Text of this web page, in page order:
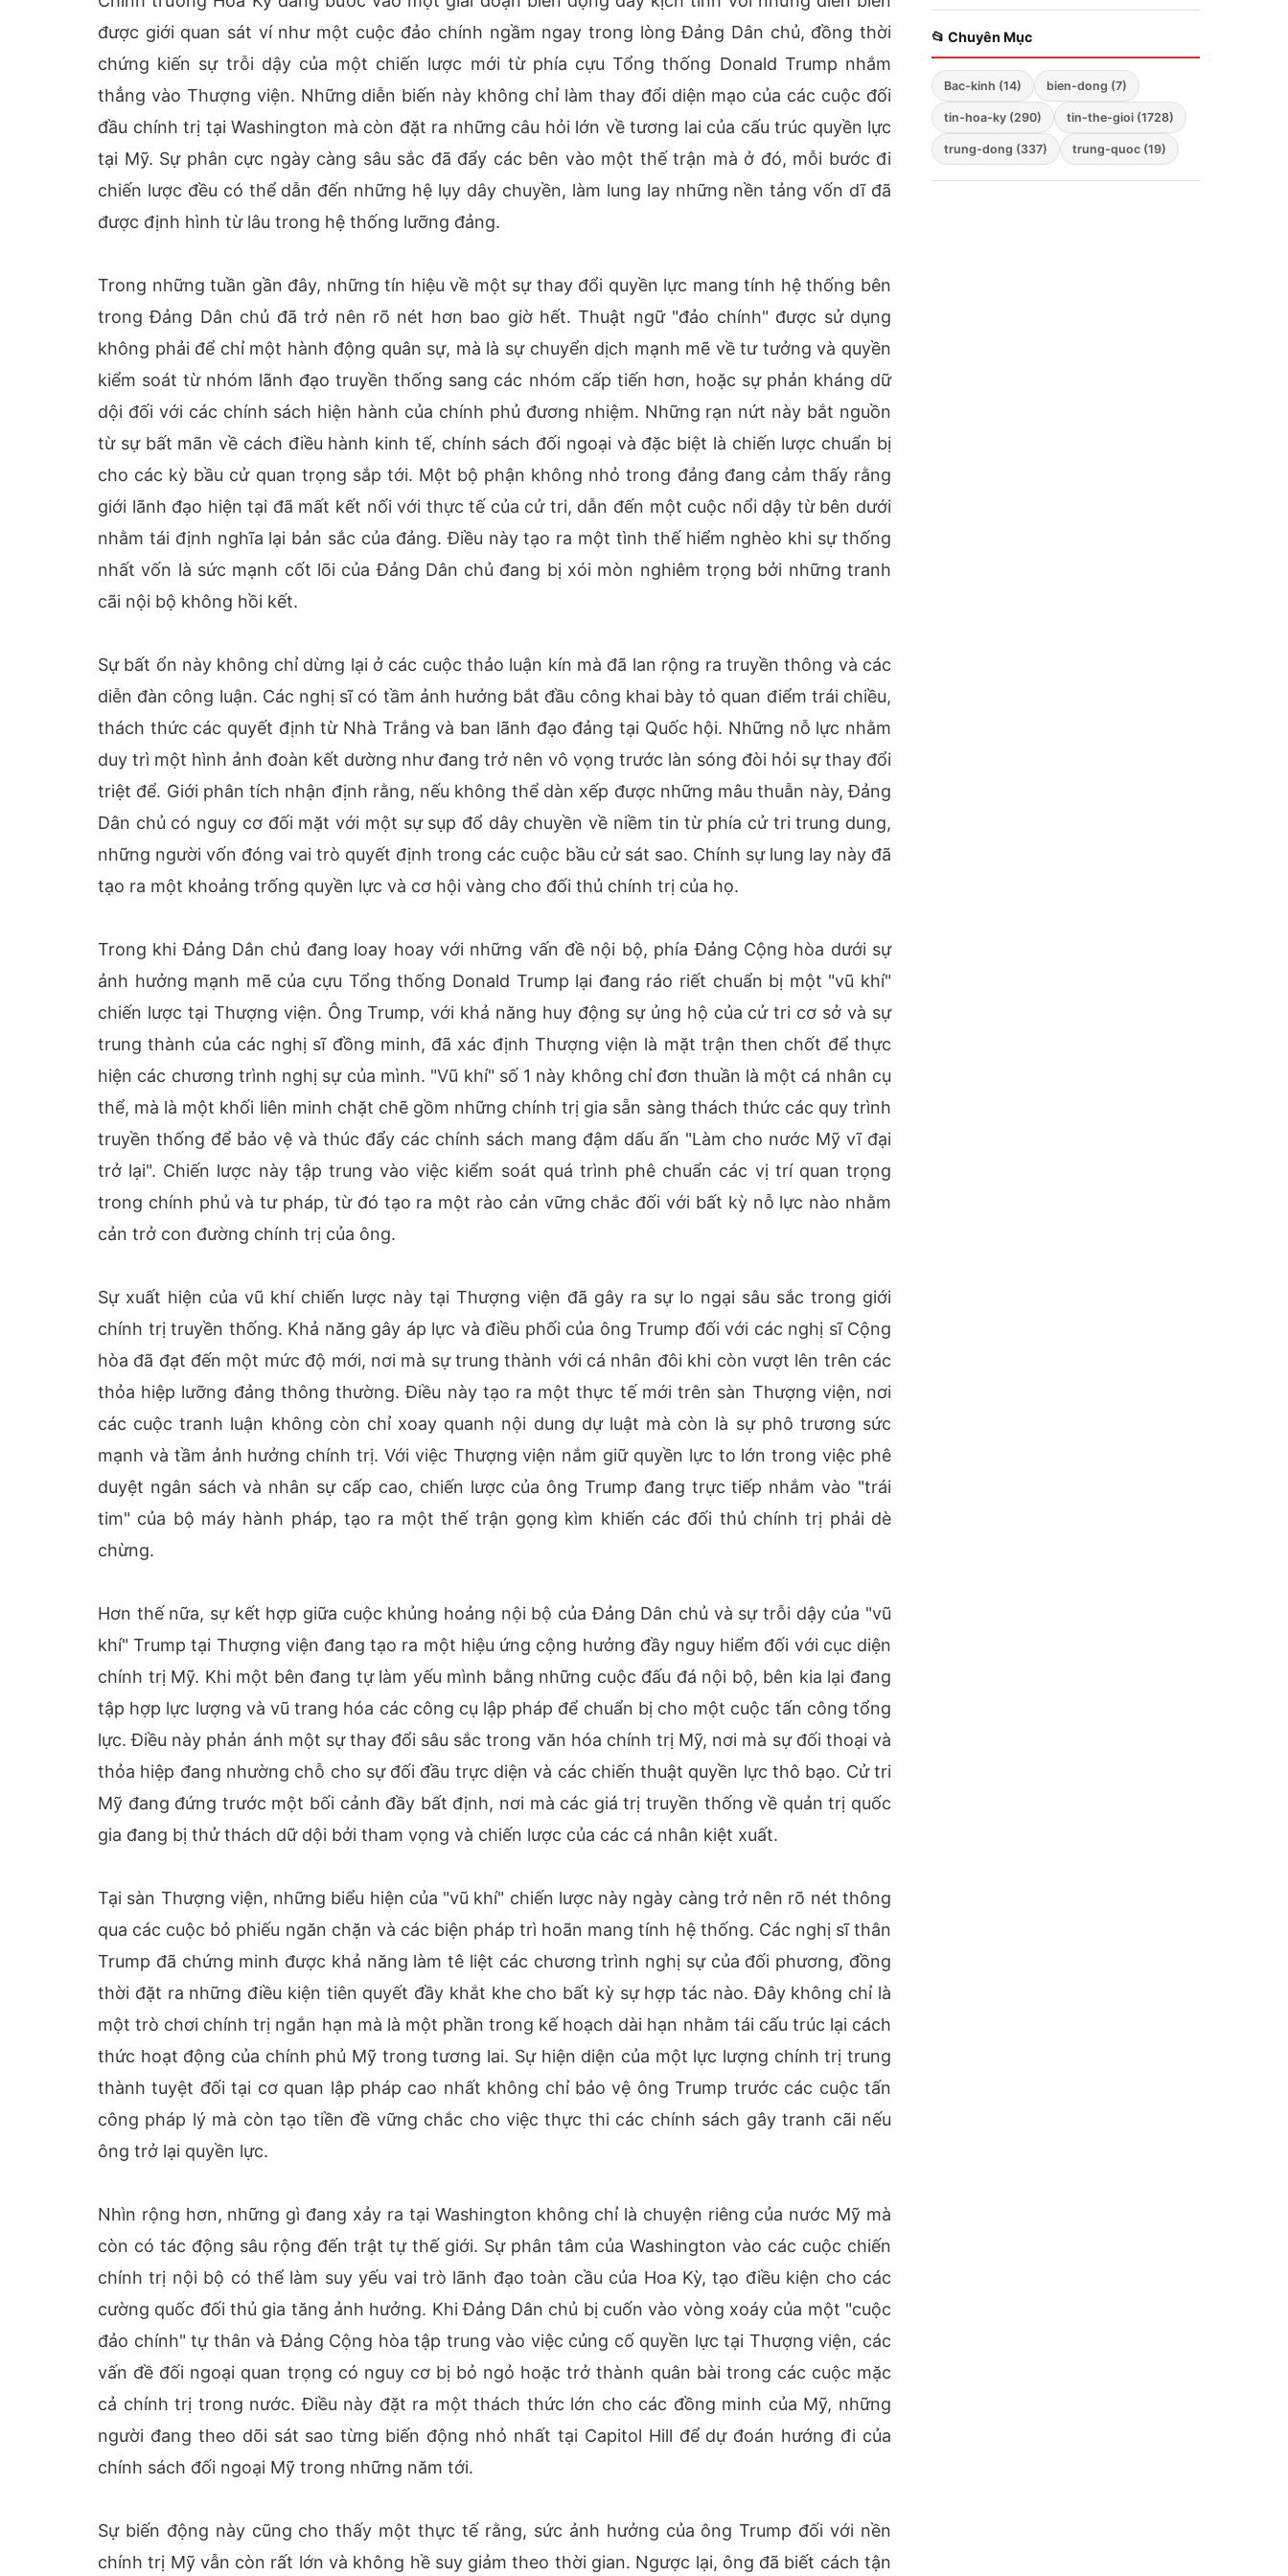
được giới quan sát ví như một cuộc đảo chính ngầm ngay trong lòng Đảng Dân chủ, đồng thời
chứng kiến sự trỗi dậy của một chiến lược mới từ phía cựu Tổng thống Donald Trump nhắm
thẳng vào Thượng viện. Những diễn biến này không chỉ làm thay đổi diện mạo của các cuộc đối
đầu chính trị tại Washington mà còn đặt ra những câu hỏi lớn về tương lai của cấu trúc quyền lực
tại Mỹ. Sự phân cực ngày càng sâu sắc đã đẩy các bên vào một thế trận mà ở đó, mỗi bước đi
chiến lược đều có thể dẫn đến những hệ lụy dây chuyền, làm lung lay những nền tảng vốn dĩ đã
được định hình từ lâu trong hệ thống lưỡng đảng.
Trong những tuần gần đây, những tín hiệu về một sự thay đổi quyền lực mang tính hệ thống bên
trong Đảng Dân chủ đã trở nên rõ nét hơn bao giờ hết. Thuật ngữ "đảo chính" được sử dụng
không phải để chỉ một hành động quân sự, mà là sự chuyển dịch mạnh mẽ về tư tưởng và quyền
kiểm soát từ nhóm lãnh đạo truyền thống sang các nhóm cấp tiến hơn, hoặc sự phản kháng dữ
dội đối với các chính sách hiện hành của chính phủ đương nhiệm. Những rạn nứt này bắt nguồn
từ sự bất mãn về cách điều hành kinh tế, chính sách đối ngoại và đặc biệt là chiến lược chuẩn bị
cho các kỳ bầu cử quan trọng sắp tới. Một bộ phận không nhỏ trong đảng đang cảm thấy rằng
giới lãnh đạo hiện tại đã mất kết nối với thực tế của cử tri, dẫn đến một cuộc nổi dậy từ bên dưới
nhằm tái định nghĩa lại bản sắc của đảng. Điều này tạo ra một tình thế hiểm nghèo khi sự thống
nhất vốn là sức mạnh cốt lõi của Đảng Dân chủ đang bị xói mòn nghiêm trọng bởi những tranh
cãi nội bộ không hồi kết.
Sự bất ổn này không chỉ dừng lại ở các cuộc thảo luận kín mà đã lan rộng ra truyền thông và các
diễn đàn công luận. Các nghị sĩ có tầm ảnh hưởng bắt đầu công khai bày tỏ quan điểm trái chiều,
thách thức các quyết định từ Nhà Trắng và ban lãnh đạo đảng tại Quốc hội. Những nỗ lực nhằm
duy trì một hình ảnh đoàn kết dường như đang trở nên vô vọng trước làn sóng đòi hỏi sự thay đổi
triệt để. Giới phân tích nhận định rằng, nếu không thể dàn xếp được những mâu thuẫn này, Đảng
Dân chủ có nguy cơ đối mặt với một sự sụp đổ dây chuyền về niềm tin từ phía cử tri trung dung,
những người vốn đóng vai trò quyết định trong các cuộc bầu cử sát sao. Chính sự lung lay này đã
tạo ra một khoảng trống quyền lực và cơ hội vàng cho đối thủ chính trị của họ.
Trong khi Đảng Dân chủ đang loay hoay với những vấn đề nội bộ, phía Đảng Cộng hòa dưới sự
ảnh hưởng mạnh mẽ của cựu Tổng thống Donald Trump lại đang ráo riết chuẩn bị một "vũ khí"
chiến lược tại Thượng viện. Ông Trump, với khả năng huy động sự ủng hộ của cử tri cơ sở và sự
trung thành của các nghị sĩ đồng minh, đã xác định Thượng viện là mặt trận then chốt để thực
hiện các chương trình nghị sự của mình. "Vũ khí" số 1 này không chỉ đơn thuần là một cá nhân cụ
thể, mà là một khối liên minh chặt chẽ gồm những chính trị gia sẵn sàng thách thức các quy trình
truyền thống để bảo vệ và thúc đẩy các chính sách mang đậm dấu ấn "Làm cho nước Mỹ vĩ đại
trở lại". Chiến lược này tập trung vào việc kiểm soát quá trình phê chuẩn các vị trí quan trọng
trong chính phủ và tư pháp, từ đó tạo ra một rào cản vững chắc đối với bất kỳ nỗ lực nào nhằm
cản trở con đường chính trị của ông.
Sự xuất hiện của vũ khí chiến lược này tại Thượng viện đã gây ra sự lo ngại sâu sắc trong giới
chính trị truyền thống. Khả năng gây áp lực và điều phối của ông Trump đối với các nghị sĩ Cộng
hòa đã đạt đến một mức độ mới, nơi mà sự trung thành với cá nhân đôi khi còn vượt lên trên các
thỏa hiệp lưỡng đảng thông thường. Điều này tạo ra một thực tế mới trên sàn Thượng viện, nơi
các cuộc tranh luận không còn chỉ xoay quanh nội dung dự luật mà còn là sự phô trương sức
mạnh và tầm ảnh hưởng chính trị. Với việc Thượng viện nắm giữ quyền lực to lớn trong việc phê
duyệt ngân sách và nhân sự cấp cao, chiến lược của ông Trump đang trực tiếp nhắm vào "trái
tim" của bộ máy hành pháp, tạo ra một thế trận gọng kìm khiến các đối thủ chính trị phải dè
chừng.
Hơn thế nữa, sự kết hợp giữa cuộc khủng hoảng nội bộ của Đảng Dân chủ và sự trỗi dậy của "vũ
khí" Trump tại Thượng viện đang tạo ra một hiệu ứng cộng hưởng đầy nguy hiểm đối với cục diện
chính trị Mỹ. Khi một bên đang tự làm yếu mình bằng những cuộc đấu đá nội bộ, bên kia lại đang
tập hợp lực lượng và vũ trang hóa các công cụ lập pháp để chuẩn bị cho một cuộc tấn công tổng
lực. Điều này phản ánh một sự thay đổi sâu sắc trong văn hóa chính trị Mỹ, nơi mà sự đối thoại và
thỏa hiệp đang nhường chỗ cho sự đối đầu trực diện và các chiến thuật quyền lực thô bạo. Cử tri
Mỹ đang đứng trước một bối cảnh đầy bất định, nơi mà các giá trị truyền thống về quản trị quốc
gia đang bị thử thách dữ dội bởi tham vọng và chiến lược của các cá nhân kiệt xuất.
Tại sàn Thượng viện, những biểu hiện của "vũ khí" chiến lược này ngày càng trở nên rõ nét thông
qua các cuộc bỏ phiếu ngăn chặn và các biện pháp trì hoãn mang tính hệ thống. Các nghị sĩ thân
Trump đã chứng minh được khả năng làm tê liệt các chương trình nghị sự của đối phương, đồng
thời đặt ra những điều kiện tiên quyết đầy khắt khe cho bất kỳ sự hợp tác nào. Đây không chỉ là
một trò chơi chính trị ngắn hạn mà là một phần trong kế hoạch dài hạn nhằm tái cấu trúc lại cách
thức hoạt động của chính phủ Mỹ trong tương lai. Sự hiện diện của một lực lượng chính trị trung
thành tuyệt đối tại cơ quan lập pháp cao nhất không chỉ bảo vệ ông Trump trước các cuộc tấn
công pháp lý mà còn tạo tiền đề vững chắc cho việc thực thi các chính sách gây tranh cãi nếu
ông trở lại quyền lực.
Nhìn rộng hơn, những gì đang xảy ra tại Washington không chỉ là chuyện riêng của nước Mỹ mà
còn có tác động sâu rộng đến trật tự thế giới. Sự phân tâm của Washington vào các cuộc chiến
chính trị nội bộ có thể làm suy yếu vai trò lãnh đạo toàn cầu của Hoa Kỳ, tạo điều kiện cho các
cường quốc đối thủ gia tăng ảnh hưởng. Khi Đảng Dân chủ bị cuốn vào vòng xoáy của một "cuộc
đảo chính" tự thân và Đảng Cộng hòa tập trung vào việc củng cố quyền lực tại Thượng viện, các
vấn đề đối ngoại quan trọng có nguy cơ bị bỏ ngỏ hoặc trở thành quân bài trong các cuộc mặc
cả chính trị trong nước. Điều này đặt ra một thách thức lớn cho các đồng minh của Mỹ, những
người đang theo dõi sát sao từng biến động nhỏ nhất tại Capitol Hill để dự đoán hướng đi của
chính sách đối ngoại Mỹ trong những năm tới.
Sự biến động này cũng cho thấy một thực tế rằng, sức ảnh hưởng của ông Trump đối với nền
chính trị Mỹ vẫn còn rất lớn và không hề suy giảm theo thời gian. Ngược lại, ông đã biết cách tận
triển khai chiến lược
chế vào lòng nước
📂 Chuyên Mục
Bac-kinh (14) bien-dong (7)
tin-hoa-ky (290) tin-the-gioi (1728)
trung-dong (337) trung-quoc (19)